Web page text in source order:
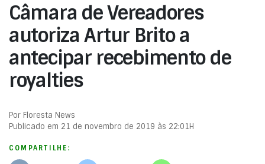
Câmara de Vereadores
autoriza Artur Brito a
antecipar recebimento de
royalties
Por Floresta News
Publicado em 21 de novembro de 2019 às 22:01H
COMPARTILHE: